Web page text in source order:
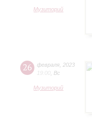
Музиторий
26 февраля 2023
19:00 Вс
Музиторий